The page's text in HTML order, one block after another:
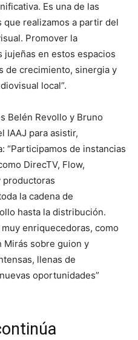
Es una de las
realizamos a partir del
Promover la
en estos espacios
de crecimiento, sinergia y
local”.
Belén Revollo y Bruno
IAAJ para asistir,
“Participamos de instancias
DirecTV, Flow,
productoras
la cadena de
hasta la distribución.
enriquecedoras, como
Mirás sobre guion y
llenas de
oportunidades”